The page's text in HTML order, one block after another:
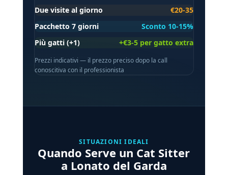
Due visite al giorno
€20-35
Pacchetto 7 giorni
Sconto 10-15%
Più gatti (+1)
+€3-5 per gatto extra
Prezzi indicativi — il prezzo preciso dopo la call
conoscitiva con il professionista
SITUAZIONI IDEALI
Quando Serve un Cat Sitter
a Lonato del Garda